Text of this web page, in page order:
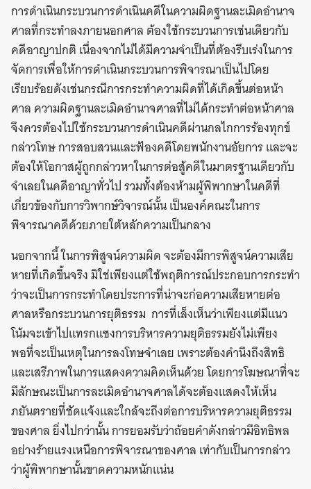
การดำเนินกระบวนการดำเนินคดีในความผิดฐานละเมิดอำนาจ
ศาลที่กระทำลงภายนอกศาล ต้องใช้กระบวนการเช่นเดียวกับ
คดีอาญาปกติ เนื่องจากไม่ได้มีความจำเป็นที่ต้องรีบเร่งในการ
จัดการเพื่อให้การดำเนินกระบวนการพิจารณาเป็นไปโดย
เรียบร้อยดังเช่นกรณีการกระทำความผิดที่ได้เกิดขึ้นต่อหน้า
ศาล ความผิดฐานละเมิดอำนาจศาลที่ไม่ได้กระทำต่อหน้าศาล
จึงควรต้องไปใช้กระบวนการดำเนินคดีผ่านกลไกการร้องทุกข์
กล่าวโทษ การสอบสวนและฟ้องคดีโดยพนักงานอัยการ และจะ
ต้องให้โอกาสผู้ถูกกล่าวหาในการต่อสู้คดีในมาตรฐานเดียวกับ
จำเลยในคดีอาญาทั่วไป รวมทั้งต้องห้ามผู้พิพากษาในคดีที่
เกี่ยวข้องกับการวิพากษ์วิจารณ์นั้น เป็นองค์คณะในการ
พิจารณาคดีด้วยภายใต้หลักความเป็นกลาง
นอกจากนี้ ในการพิสูจน์ความผิด จะต้องมีการพิสูจน์ความเสีย
หายที่เกิดขึ้นจริง มิใช่เพียงแต่ใช้พฤติการณ์ประกอบการกระทำ
ว่าจะเป็นการกระทำโดยประการที่น่าจะก่อความเสียหายต่อ
ศาลหรือกระบวนการยุติธรรม การที่เล็งเห็นว่าเพียงแต่มีแนว
โน้มจะเข้าไปแทรกแซงการบริหารความยุติธรรมยังไม่เพียง
พอที่จะเป็นเหตุในการลงโทษจำเลย เพราะต้องคำนึงถึงสิทธิ
และเสรีภาพในการแสดงความคิดเห็นด้วย โดยการโฆษณาที่จะ
มีลักษณะเป็นการละเมิดอำนาจศาลได้จะต้องแสดงให้เห็น
ภยันตรายที่ชัดแจ้งและใกล้จะถึงต่อการบริหารความยุติธรรม
ของศาล ยิ่งไปกว่านั้น การยอมรับว่าถ้อยคำดังกล่าวมีอิทธิพล
อย่างร้ายแรงเหนือการพิจารณาของศาล เท่ากับเป็นการกล่าว
ว่าผู้พิพากษานั้นขาดความหนักแน่น